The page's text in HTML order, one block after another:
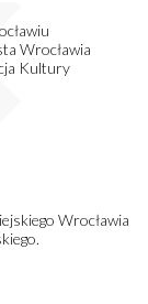
Wrocławia
Kultury
Wrocławia